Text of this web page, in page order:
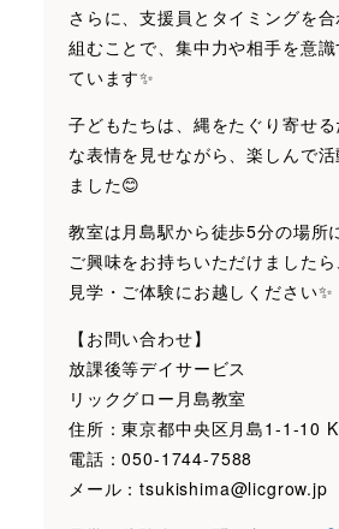
さらに、支援員とタイミングを
組むことで、集中力や相手を意
ています✨
子どもたちは、縄をたぐり寄せ
な表情を見せながら、楽しんで
ました😊
教室は月島駅から徒歩5分の場所
ご興味をお持ちいただけました
見学・ご体験にお越しください✨
【お問い合わせ】
放課後等デイサービス
リックグロー月島教室
住所：東京都中央区月島1-1-10
電話：050-1744-7588
メール：tsukishima@licgrow.jp